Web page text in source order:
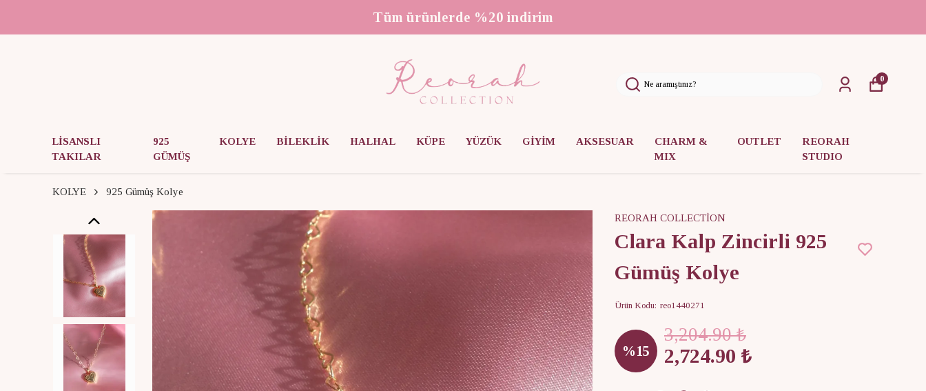
3000 ₺ üzeri ücretsiz kargo
LİSANSLI
TAKILAR
925
GÜMÜŞ
KOLYE BİLEKLİK HALHAL KÜPE YÜZÜK GİYİM AKSESUAR
CHARM &
MIX
OUTLET
REORAH
STUDIO
0
KOLYE 925 Gümüş Kolye
REORAH COLLECTİON
Clara Kalp Zincirli 925
Gümüş Kolye
Ürün Kodu: reo1440271
%15
3,204.90 ₺
2,724.90 ₺